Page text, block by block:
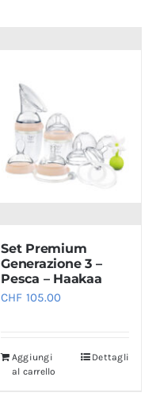
Set Premium
Generazione 3 –
Pesca – Haakaa
CHF 105.00
Aggiungi
al carrello
Dettagli